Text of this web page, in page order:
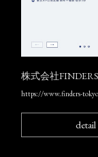
株式会社FINDERS
https://www.finders-
detail